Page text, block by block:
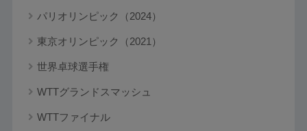
パリオリンピック（2024）
東京オリンピック（2021）
世界卓球選手権
WTTグランドスマッシュ
WTTファイナル